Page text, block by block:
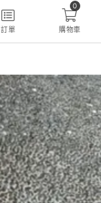
訂單
0
購物車